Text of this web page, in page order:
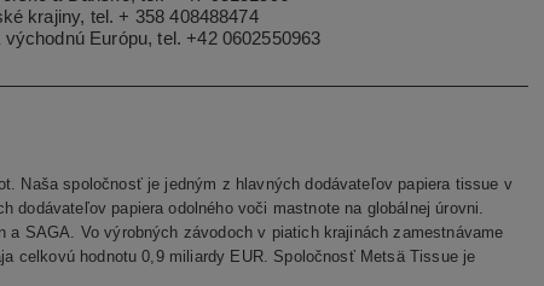
krajiny, tel. + 358 408488474
Európu, tel. +42 0602550963
Naša spoločnosť je jedným z hlavných dodávateľov papiera tissue v
dodávateľov papiera odolného voči mastnote na globálnej úrovni.
SAGA. Vo výrobných závodoch v piatich krajinách zamestnávame
celkovú hodnotu 0,9 miliardy EUR. Spoločnosť Metsä Tissue je